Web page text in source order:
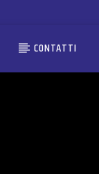
CONTATTI